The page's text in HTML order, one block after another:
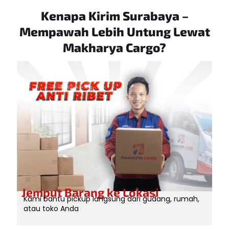
Kenapa Kirim Surabaya –
Mempawah Lebih Untung Lewat
Makharya Cargo?
Jemput Barang ke Lokasi
Kami bantu pickup langsung dari gudang, rumah,
atau toko Anda